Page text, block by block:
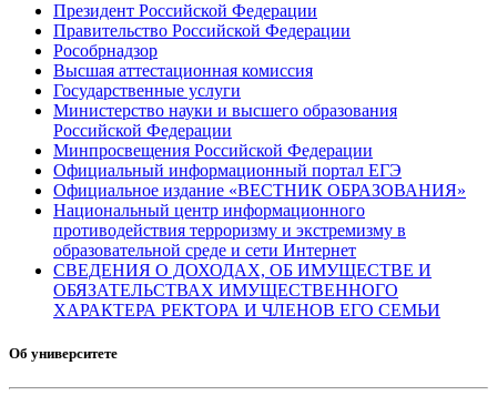
Президент Российской Федерации
Правительство Российской Федерации
Рособрнадзор
Высшая аттестационная комиссия
Государственные услуги
Министерство науки и высшего образования
Российской Федерации
Минпросвещения Российской Федерации
Официальный информационный портал ЕГЭ
Официальное издание «ВЕСТНИК ОБРАЗОВАНИЯ»
Национальный центр информационного
противодействия терроризму и экстремизму в
образовательной среде и сети Интернет
СВЕДЕНИЯ О ДОХОДАХ, ОБ ИМУЩЕСТВЕ И
ОБЯЗАТЕЛЬСТВАХ ИМУЩЕСТВЕННОГО
ХАРАКТЕРА РЕКТОРА И ЧЛЕНОВ ЕГО СЕМЬИ
Об университете